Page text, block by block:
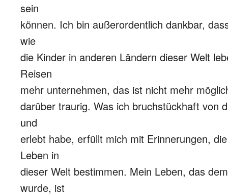
sein
können. Ich bin außerordentlich dankbar,
wie
die Kinder in anderen Ländern dieser Welt
Reisen
mehr unternehmen, das ist nicht mehr
darüber traurig. Was ich bruchstückhaft von
und
erlebt habe, erfüllt mich mit Erinnerungen,
Leben in
dieser Welt bestimmen. Mein Leben, das
wurde, ist